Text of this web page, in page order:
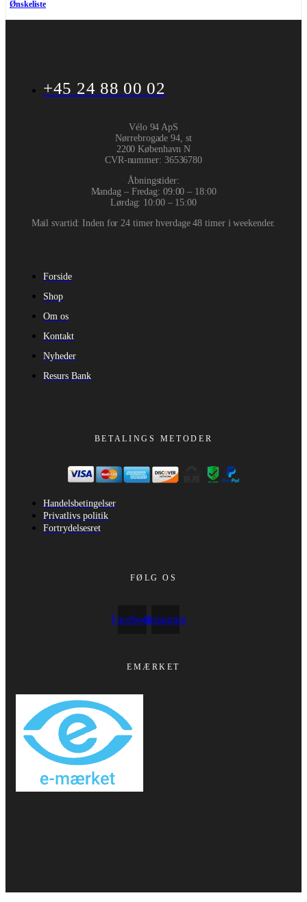
Ønskeliste
+45 24 88 00 02
Vélo 94 ApS
Nørrebrogade 94, st
2200 København N
CVR-nummer: 36536780
Åbningstider:
Mandag – Fredag: 09:00 – 18:00
Lørdag: 10:00 – 15:00
Mail svartid: Inden for 24 timer hverdage 48 timer i weekender.
Forside
Shop
Om os
Kontakt
Nyheder
Resurs Bank
BETALINGS METODER
Handelsbetingelser
Privatlivs politik
Fortrydelsesret
FØLG OS
FacebookInstagram
EMÆRKET